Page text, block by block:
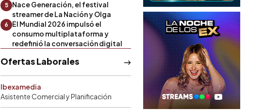
5
Nace Generación, el festival
streamer de La Nación y Olga
6
El Mundial 2026 impulsó el
consumo multiplataforma y
redefinió la conversación digital
Ofertas Laborales
Ibexamedia
Asistente Comercial y Planificación